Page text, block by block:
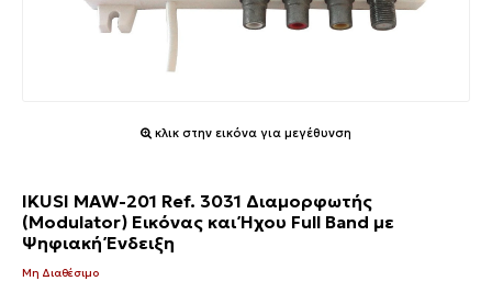
κλικ στην εικόνα για μεγέθυνση
IKUSI MAW-201 Ref. 3031 Διαμορφωτής
(Modulator) Εικόνας και Ήχου Full Band με
Ψηφιακή Ένδειξη
Μη Διαθέσιμο